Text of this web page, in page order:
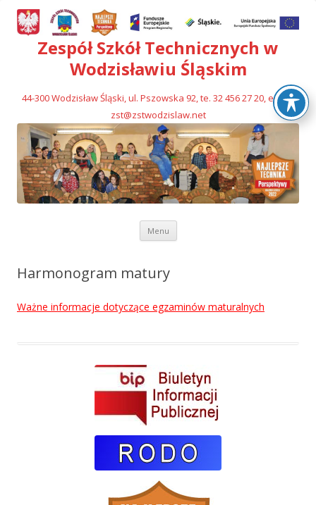
Zespół Szkół Technicznych w
Wodzisławiu Śląskim
44-300 Wodzisław Śląski, ul. Pszowska 92, te. 32 456 27 20, e-mail
zst@zstwodzislaw.net
Menu Przejdź
Harmonogram matury
Ważne informacje dotyczące egzaminów maturalnych